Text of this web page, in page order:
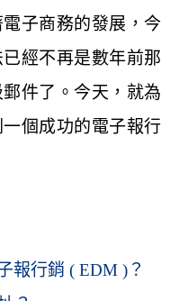
子商務的發展，今
經不再是數年前那
件了。今天，就為
個成功的電子報行
報行銷 ( EDM )？